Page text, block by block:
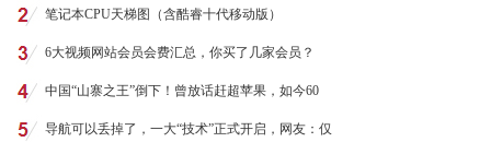
笔记本CPU天梯图（含酷睿十代移动版）
6大视频网站会员会费汇总，你买了几家会员？
中国“山寨之王”倒下！曾放话赶超苹果，如今60
导航可以丢掉了，一大“技术”正式开启，网友：仅